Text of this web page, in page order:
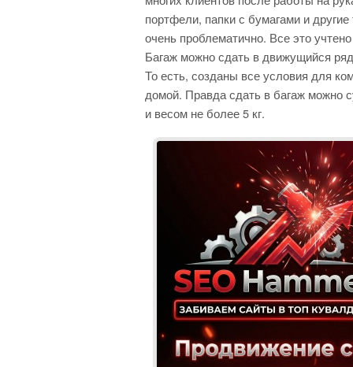
портфели, папки с бумагами и
очень проблематично. Все это
Багаж можно сдать в движущийся
То есть, созданы все условия для
домой. Правда сдать в багаж можно
и весом не более 5 кг.